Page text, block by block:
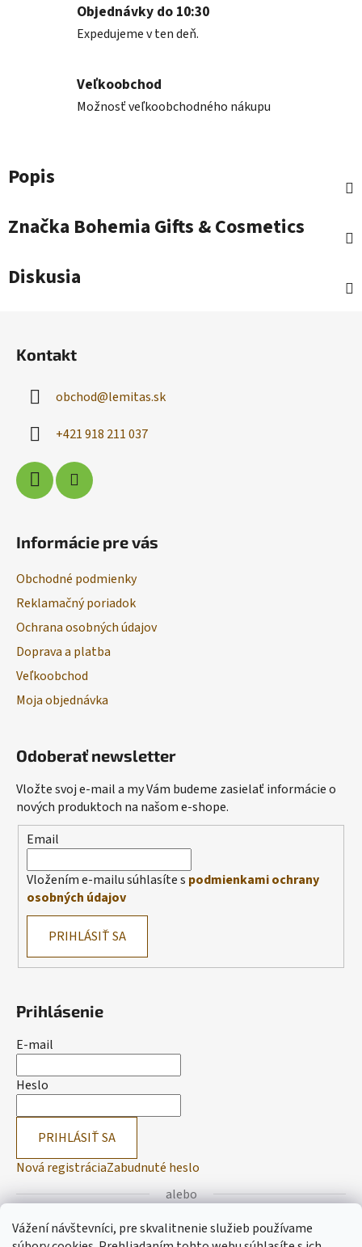
Vážení návštevníci, pre skvalitnenie služieb používame
Objednávky do 10:30
Expedujeme v ten deň.
Veľkoobchod
Možnosť veľkoobchodného nákupu
Popis
Značka Bohemia Gifts & Cosmetics
Diskusia
Kontakt
obchod@lemitas.sk
+421 918 211 037
Informácie pre vás
Obchodné podmienky
Reklamačný poriadok
Ochrana osobných údajov
Doprava a platba
Veľkoobchod
Moja objednávka
Odoberať newsletter
Vložte svoj e-mail a my Vám budeme zasielať informácie o
nových produktoch na našom e-shope.
Email
Vložením e-mailu súhlasíte s podmienkami ochrany
osobných údajov
PRIHLÁSIŤ SA
Prihlásenie
E-mail
Heslo
PRIHLÁSIŤ SA
Nová registráciaZabudnuté heslo
alebo
Prihlásiť sa cez Facebook